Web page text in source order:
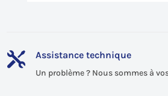
 Assistance technique
Un problème ? Nous sommes à